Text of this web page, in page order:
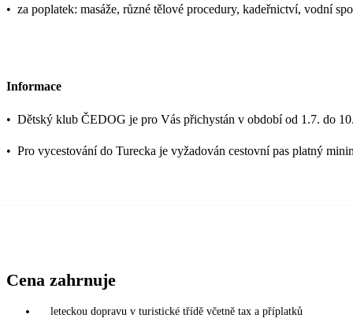
• za poplatek: masáže, různé tělové procedury, kadeřnictví, vodní
Informace
• Dětský klub ČEDOG je pro Vás přichystán v období od 1.7. do
• Pro vycestování do Turecka je vyžadován cestovní pas platný
Cena zahrnuje
leteckou dopravu v turistické třídě včetně tax a příplatků